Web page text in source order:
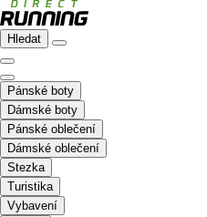
Hledat
Pánské boty
Dámské boty
Pánské oblečení
Dámské oblečení
Stezka
Turistika
Vybavení